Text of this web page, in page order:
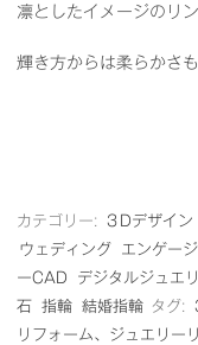
凛としたイメージのリン
輝き方からは柔らかさ
カテゴリー: ３Dデザイン
ウェディング
エンゲー
ーCAD
デジタルジュエ
石
指輪 結婚指輪 タグ:
リフォーム、ジュエリー